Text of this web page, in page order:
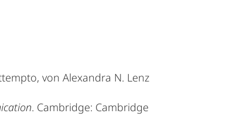
von Alexandra N. Lenz
. Cambridge: Cambridge